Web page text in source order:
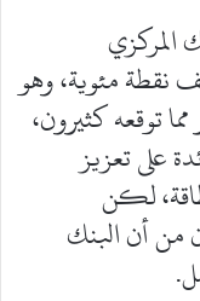
المركزي
نقطة مئوية، وهو
توقعه كثيرون،
على تعزيز
لكن
من أن البنك